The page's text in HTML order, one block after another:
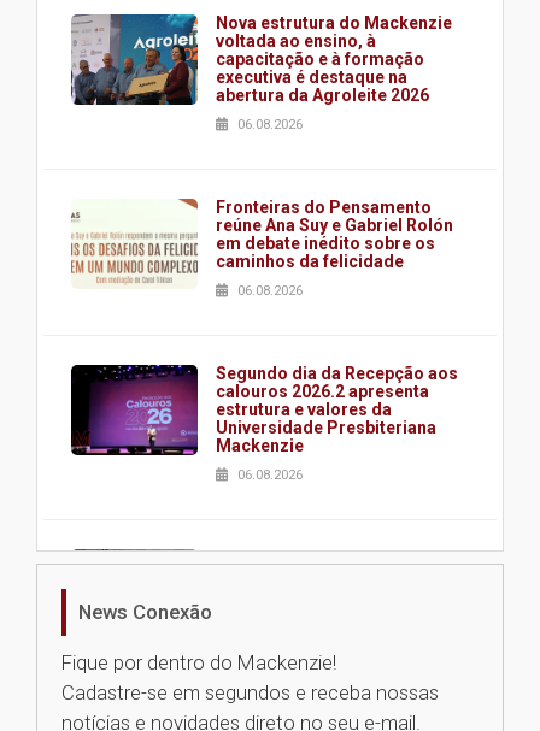
Nova estrutura do Mackenzie
voltada ao ensino, à
capacitação e à formação
executiva é destaque na
abertura da Agroleite 2026
06.08.2026
Fronteiras do Pensamento
reúne Ana Suy e Gabriel Rolón
em debate inédito sobre os
caminhos da felicidade
06.08.2026
Segundo dia da Recepção aos
calouros 2026.2 apresenta
estrutura e valores da
Universidade Presbiteriana
Mackenzie
06.08.2026
Nova apresentação do Centro
Universidade Mackenzie
realizará nova edição da Feira
News Conexão
Fique por dentro do Mackenzie!
Cadastre-se em segundos e receba nossas
notícias e novidades direto no seu e-mail.